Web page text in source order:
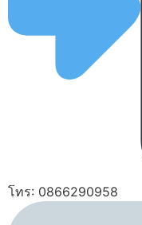
โทร: 0866290958